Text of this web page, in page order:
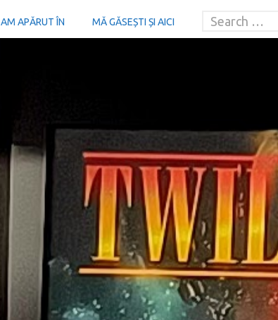
AM APĂRUT ÎN MĂ GĂSEȘTI ȘI AICI